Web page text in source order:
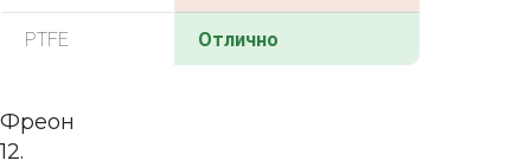
PTFE Отлично
Фреон
12.